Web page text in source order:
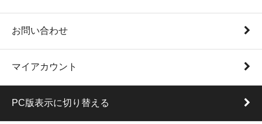
お問い合わせ
マイアカウント
PC版表示に切り替える